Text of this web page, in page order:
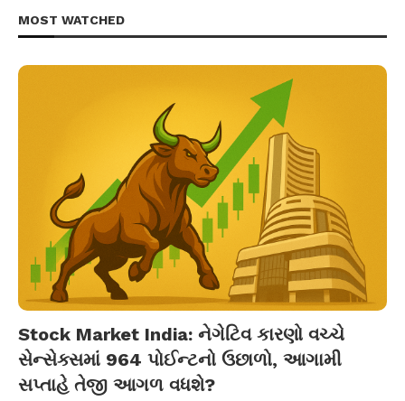
MOST WATCHED
Stock Market India: નેગેટિવ કારણો વચ્ચે
સેન્સેક્સમાં 964 પોઈન્ટનો ઉછાળો, આગામી
સપ્તાહે તેજી આગળ વધશે?